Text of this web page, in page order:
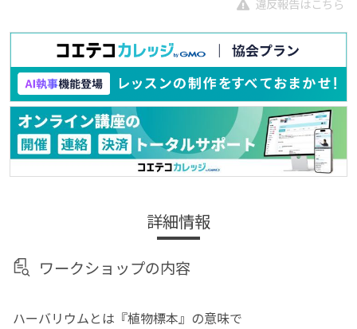
詳細情報
ワークショップの内容
ハーバリウムとは『植物標本』の意味で